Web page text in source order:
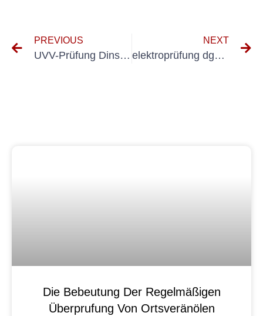
PREVIOUS
UVV-Prüfung Dinslaken
NEXT
elektroprüfung dguv wie oft
Die Bebeutung Der Regelmäßigen
Überprufung Von Ortsveränölen